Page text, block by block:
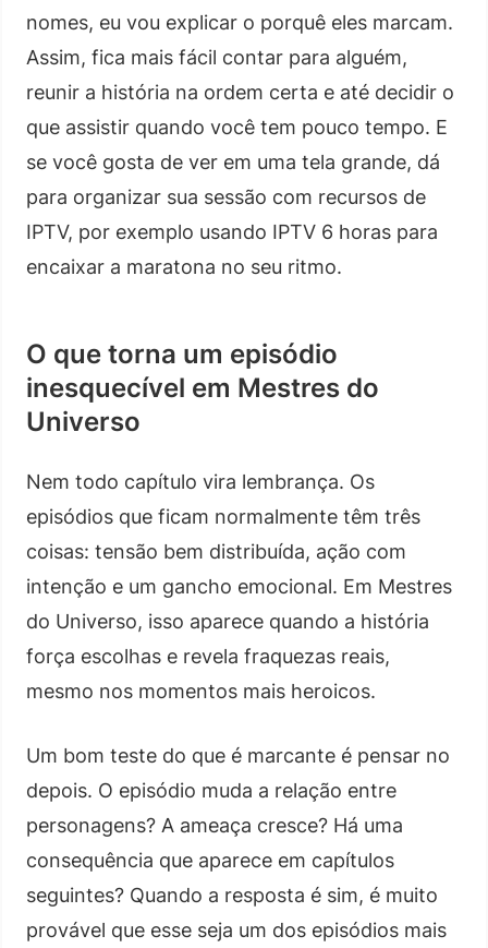
nomes, eu vou explicar o porquê eles marcam.
Assim, fica mais fácil contar para alguém,
reunir a história na ordem certa e até decidir o
que assistir quando você tem pouco tempo. E
se você gosta de ver em uma tela grande, dá
para organizar sua sessão com recursos de
IPTV, por exemplo usando IPTV 6 horas para
encaixar a maratona no seu ritmo.
O que torna um episódio
inesquecível em Mestres do
Universo
Nem todo capítulo vira lembrança. Os
episódios que ficam normalmente têm três
coisas: tensão bem distribuída, ação com
intenção e um gancho emocional. Em Mestres
do Universo, isso aparece quando a história
força escolhas e revela fraquezas reais,
mesmo nos momentos mais heroicos.
Um bom teste do que é marcante é pensar no
depois. O episódio muda a relação entre
personagens? A ameaça cresce? Há uma
consequência que aparece em capítulos
seguintes? Quando a resposta é sim, é muito
provável que esse seja um dos episódios mais